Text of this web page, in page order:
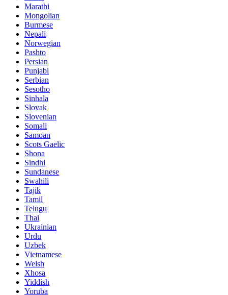
Marathi
Mongolian
Burmese
Nepali
Norwegian
Pashto
Persian
Punjabi
Serbian
Sesotho
Sinhala
Slovak
Slovenian
Somali
Samoan
Scots Gaelic
Shona
Sindhi
Sundanese
Swahili
Tajik
Tamil
Telugu
Thai
Ukrainian
Urdu
Uzbek
Vietnamese
Welsh
Xhosa
Yiddish
Yoruba